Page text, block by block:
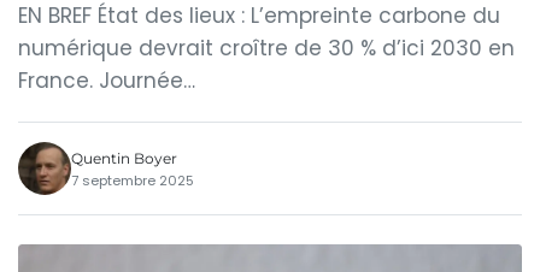
EN BREF État des lieux : L’empreinte carbone du
numérique devrait croître de 30 % d’ici 2030 en
France. Journée…
Quentin Boyer
7 septembre 2025